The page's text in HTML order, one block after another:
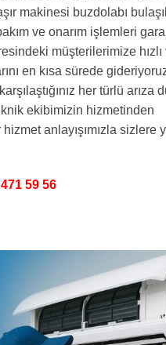
makinesi buzdolabı
ve onarım işlemleri
müşterilerimize hızlı
en kısa sürede
her türlü arıza
ekibimizin hizmetinden
anlayışımızla sizlere
59 56